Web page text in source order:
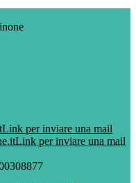
Link per inviare una mail
Link per inviare una mail